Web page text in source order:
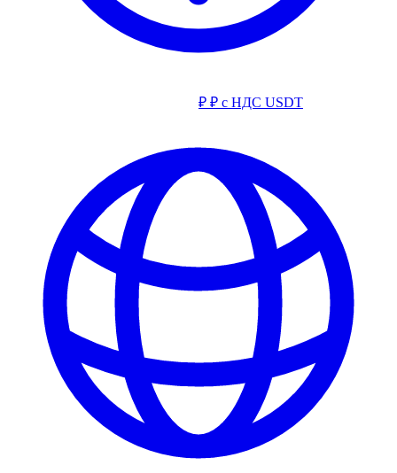
₽ ₽ с НДС USDT